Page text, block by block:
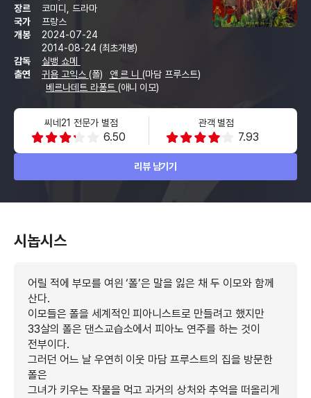
장르
코미디, 드라마
국가
프랑스
개봉
2024-07-24
2014-08-24 (최초개봉)
감독
실뱅 쇼메
출연
귀욤 고익스 (폴) 앤 르 니(마담 프루스트)
베르나데트 라퐁트 (애니 이모)
씨네21 전문가 별점
6.50
관객 별점
7.93
리뷰 남기기
시놉시스
어릴 적에 부모를 여읜 ‘폴’은 말을 잃은 채 두 이모와 함께
산다.
이모들은 폴을 세계적인 피아니스트로 만들려고 했지만
33살의 폴은 댄스교습소에서 피아노 연주를 하는 것이
전부이다.
그러던 어느 날 우연히 이웃 마담 프루스트의 집을 방문한
폴은
그녀가 키우는 작물을 먹고 과거의 상처와 추억을 떠올리게